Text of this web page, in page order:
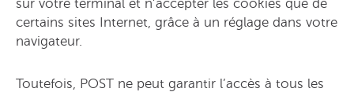
sur votre terminal et n’accepter les cookies que de
certains sites Internet, grâce à un réglage dans votre
navigateur.
Toutefois, POST ne peut garantir l’accès à tous les